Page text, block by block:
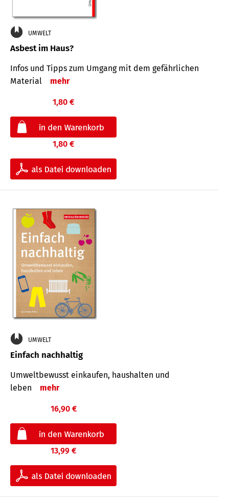
UMWELT
Asbest im Haus?
Infos und Tipps zum Um­gang mit dem ge­fähr­lichen
Mate­rial
mehr
1,80 €
1,80 €
UMWELT
Einfach nachhaltig
Umweltbewusst einkaufen, haushalten und
leben
mehr
16,90 €
13,99 €